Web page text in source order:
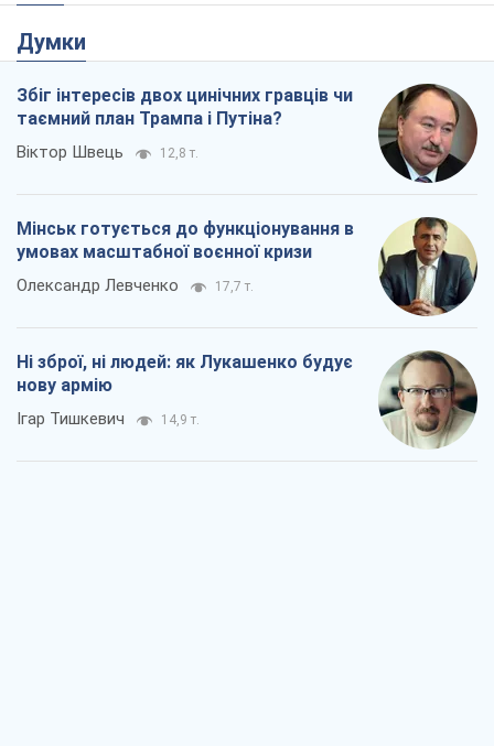
Думки
Збіг інтересів двох цинічних гравців чи
таємний план Трампа і Путіна?
Віктор Швець 12,8 т.
Мінськ готується до функціонування в
умовах масштабної воєнної кризи
Олександр Левченко 17,7 т.
Ні зброї, ні людей: як Лукашенко будує
нову армію
Ігар Тишкевич 14,9 т.